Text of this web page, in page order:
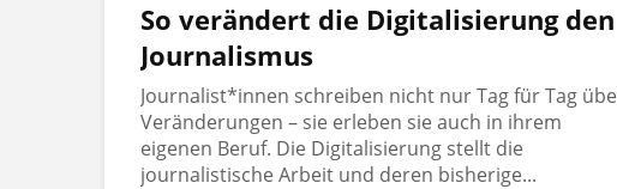
So verändert die Digitalisierung den
Journalismus
Journalist*innen schreiben nicht nur Tag für Tag
Veränderungen – sie erleben sie auch in ihrem
eigenen Beruf. Die Digitalisierung stellt die
journalistische Arbeit und deren bisherige...